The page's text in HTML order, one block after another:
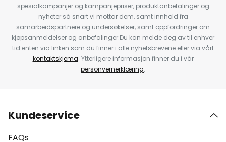
spesialkampanjer og kampanjepriser, produktanbefalinger og
nyheter så snart vi mottar dem, samt innhold fra
samarbeidspartnere og undersøkelser, samt oppfordringer om
kjøpsanmeldelser og anbefalinger.Du kan melde deg av til enhver
tid enten via linken som du finner i alle nyhetsbrevene eller via vårt
kontaktskjema. Ytterligere informasjon finner du i vår
personvernerklæring.
Kundeservice
FAQs